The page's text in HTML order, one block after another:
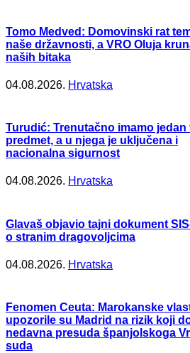
Tomo Medved: Domovinski rat
naše državnosti, a VRO Oluja
naših bitaka
04.08.2026. Hrvatska
Turudić: Trenutačno imamo jedan
predmet, a u njega je uključena i
nacionalna sigurnost
04.08.2026. Hrvatska
Glavaš objavio tajni dokument
o stranim dragovoljcima
04.08.2026. Hrvatska
Fenomen Ceuta: Marokanske
upozorile su Madrid na rizik koji
nedavna presuda španjolskoga
suda